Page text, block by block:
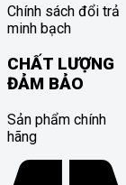
Chính sách đổi trả
minh bạch
CHẤT LƯỢNG
ĐẢM BẢO
Sản phẩm chính
hãng